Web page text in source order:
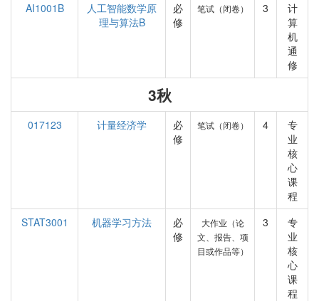
AI1001B
人工智能数学原
理与算法B
必
修
笔试（闭卷） 3
计
算
机
通
修
3秋
017123 计量经济学
必
修
笔试（闭卷） 4
专
业
核
心
课
程
STAT3001
机器学习方法
必
修
大作业（论
文、报告、项
目或作品等）
3
专
业
核
心
课
程